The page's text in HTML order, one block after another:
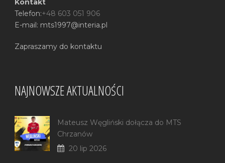
Kontakt
Telefon:+48 603 051 906
E-mail: mts1997@interia.pl
Zapraszamy do kontaktu
NAJNOWSZE AKTUALNOŚCI
Mateusz Węgliński dołącza do MTS
Chrzanów
20 lip 2026